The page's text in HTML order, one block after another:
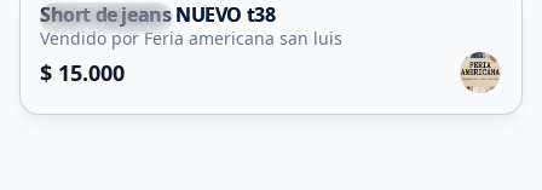
Juana Koslay
Short de jeans NUEVO t38
Vendido por Feria americana san luis
$ 15.000